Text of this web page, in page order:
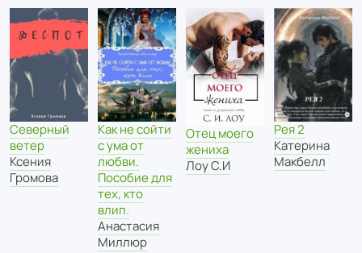
Северный
ветер
Ксения
Громова
Как не сойти
с ума от
любви.
Пособие для
тех, кто
влип.
Анастасия
Миллюр
Отец моего
жениха
Лоу С.И
Рея 2
Катерина
Макбелл